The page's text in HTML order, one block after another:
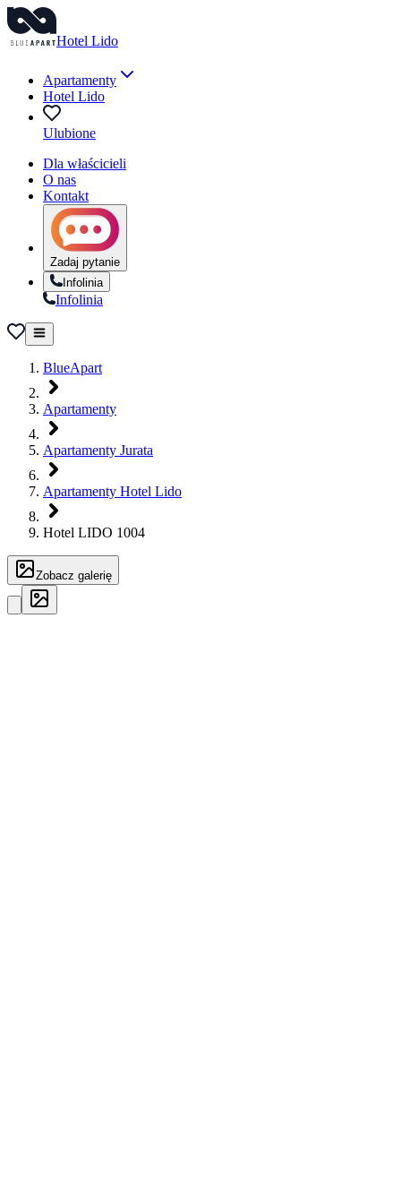
Hotel Lido
Apartamenty
Hotel Lido
Ulubione
Dla właścicieli
O nas
Kontakt
Zadaj pytanie
Infolinia
Infolinia
BlueApart
Apartamenty
Apartamenty Jurata
Apartamenty Hotel Lido
Hotel LIDO 1004
Zobacz galerię